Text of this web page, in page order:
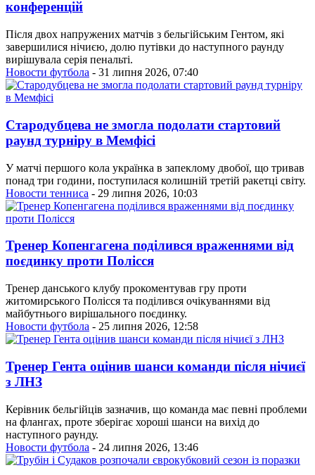
конференцій
Після двох напружених матчів з бельгійським Гентом, які
завершилися нічиєю, долю путівки до наступного раунду
вирішувала серія пенальті.
Новости футбола - 31 липня 2026, 07:40
Стародубцева не змогла подолати стартовий
раунд турніру в Мемфісі
У матчі першого кола українка в запеклому двобої, що тривав
понад три години, поступилася колишній третій ракетці світу.
Новости тенниса - 29 липня 2026, 10:03
Тренер Копенгагена поділився враженнями від
поєдинку проти Полісся
Тренер данського клубу прокоментував гру проти
житомирського Полісся та поділився очікуваннями від
майбутнього вирішального поєдинку.
Новости футбола - 25 липня 2026, 12:58
Тренер Гента оцінив шанси команди після нічиєї
з ЛНЗ
Керівник бельгійців зазначив, що команда має певні проблеми
на флангах, проте зберігає хороші шанси на вихід до
наступного раунду.
Новости футбола - 24 липня 2026, 13:46